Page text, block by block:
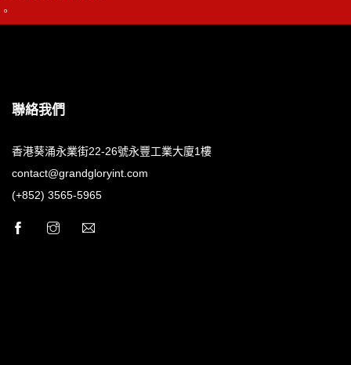
聯絡我們
香港葵涌永業街22-26號永豐工業大廈1樓
contact@grandgloryint.com
(+852) 3565-5965